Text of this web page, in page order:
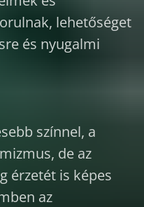
lehetőséget
és nyugalmi
színnel, a
de az
érzetét is képes
az